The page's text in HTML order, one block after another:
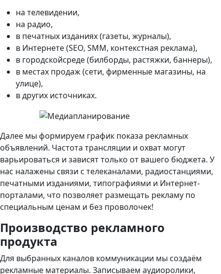
на телевидении,
на радио,
в печатных изданиях (газеты, журналы),
в Интернете (SEO, SMM, контекстная реклама),
в городскойсреде (билборды, растяжки, баннеры),
в местах продаж (сети, фирменные магазины, на
улице),
в других источниках.
Далее мы формируем график показа рекламных
объявлений. Частота трансляции и охват могут
варьироваться и зависят только от вашего бюджета. У
нас налажены связи с телеканалами, радиостанциями,
печатными изданиями, типографиями и Интернет-
порталами, что позволяет размещать рекламу по
специальным ценам и без проволочек!
Производство рекламного
продукта
Для выбранных каналов коммуникации мы создаём
рекламные материалы. Записываем аудиоролики,